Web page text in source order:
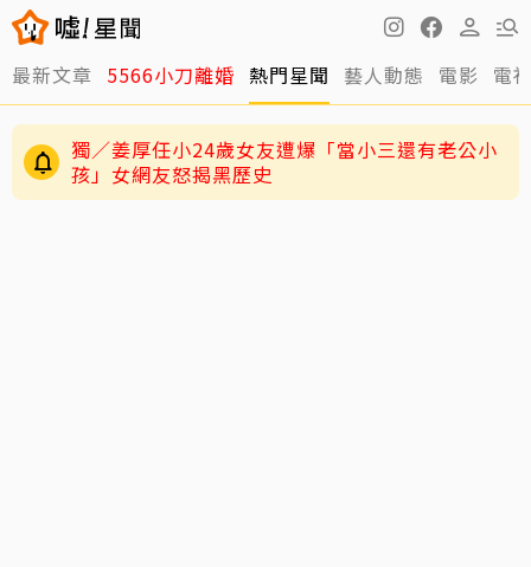
最新文章 5566小刀離婚 熱門星聞 藝人動態 電影 電
獨／姜厚任小24歲女友遭爆「當小三還有老公小
孩」女網友怒揭黑歷史